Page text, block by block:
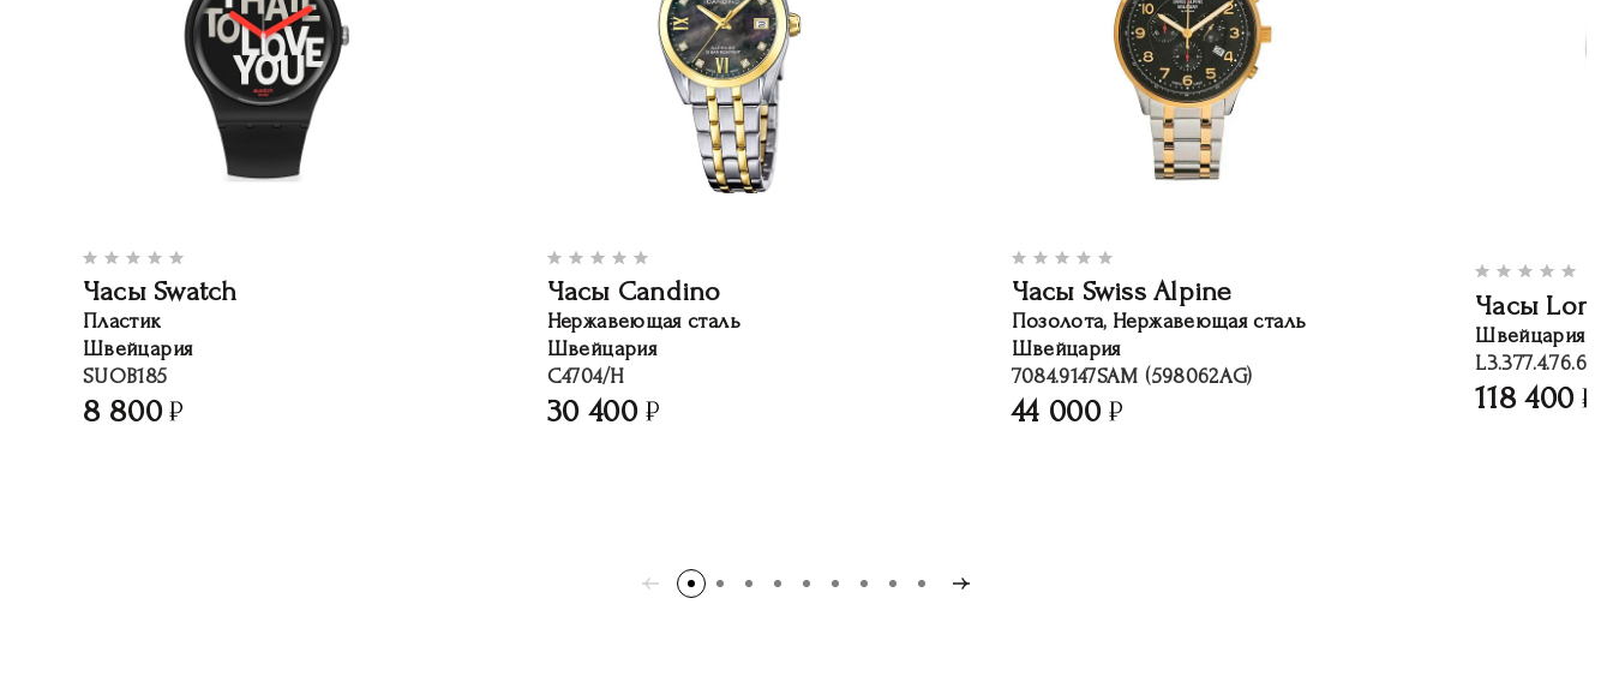
Часы Swatch
Пластик
Швейцария
SUOB185
8 800
Часы Candino
Нержавеющая сталь
Швейцария
C4704/H
30 400
Часы Swiss Alpine
Позолота, Нержавеющая сталь
Швейцария
7084.9147SAM (598062AG)
44 000
Часы
Швейцария
L3.377.4.76.6
118 400